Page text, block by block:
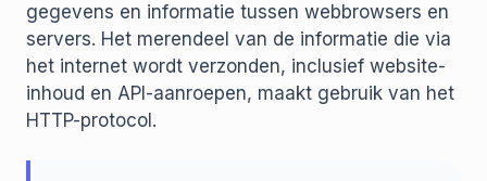
gegevens en informatie tussen webbrowsers en
servers. Het merendeel van de informatie die via
het internet wordt verzonden, inclusief website-
inhoud en API-aanroepen, maakt gebruik van het
HTTP-protocol.